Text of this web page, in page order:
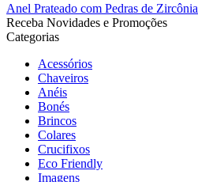
Anel Prateado com Pedras de Zircônia
Receba Novidades e Promoções
Categorias
Acessórios
Chaveiros
Anéis
Bonés
Brincos
Colares
Crucifixos
Eco Friendly
Imagens